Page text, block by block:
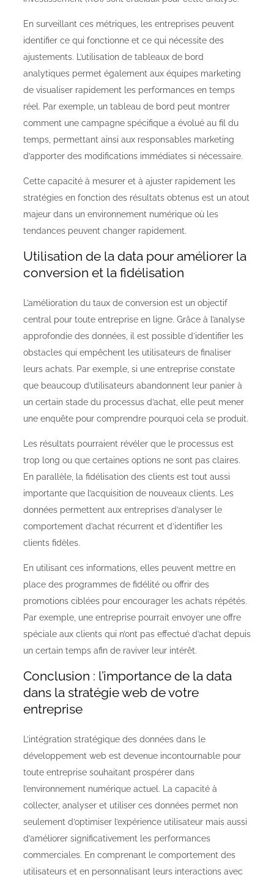
En surveillant ces métriques, les entreprises peuvent
identifier ce qui fonctionne et ce qui nécessite des
ajustements. L’utilisation de tableaux de bord
analytiques permet également aux équipes marketing
de visualiser rapidement les performances en temps
réel. Par exemple, un tableau de bord peut montrer
comment une campagne spécifique a évolué au fil du
temps, permettant ainsi aux responsables marketing
d’apporter des modifications immédiates si nécessaire.
Cette capacité à mesurer et à ajuster rapidement les
stratégies en fonction des résultats obtenus est un atout
majeur dans un environnement numérique où les
tendances peuvent changer rapidement.
Utilisation de la data pour améliorer la
conversion et la fidélisation
L’amélioration du taux de conversion est un objectif
central pour toute entreprise en ligne. Grâce à l’analyse
approfondie des données, il est possible d’identifier les
obstacles qui empêchent les utilisateurs de finaliser
leurs achats. Par exemple, si une entreprise constate
que beaucoup d’utilisateurs abandonnent leur panier à
un certain stade du processus d’achat, elle peut mener
une enquête pour comprendre pourquoi cela se produit.
Les résultats pourraient révéler que le processus est
trop long ou que certaines options ne sont pas claires.
En parallèle, la fidélisation des clients est tout aussi
importante que l’acquisition de nouveaux clients. Les
données permettent aux entreprises d’analyser le
comportement d’achat récurrent et d’identifier les
clients fidèles.
En utilisant ces informations, elles peuvent mettre en
place des programmes de fidélité ou offrir des
promotions ciblées pour encourager les achats répétés.
Par exemple, une entreprise pourrait envoyer une offre
spéciale aux clients qui n’ont pas effectué d’achat depuis
un certain temps afin de raviver leur intérêt.
Conclusion : l’importance de la data
dans la stratégie web de votre
entreprise
L’intégration stratégique des données dans le
développement web est devenue incontournable pour
toute entreprise souhaitant prospérer dans
l’environnement numérique actuel. La capacité à
collecter, analyser et utiliser ces données permet non
seulement d’optimiser l’expérience utilisateur mais aussi
d’améliorer significativement les performances
commerciales. En comprenant le comportement des
utilisateurs et en personnalisant leurs interactions avec